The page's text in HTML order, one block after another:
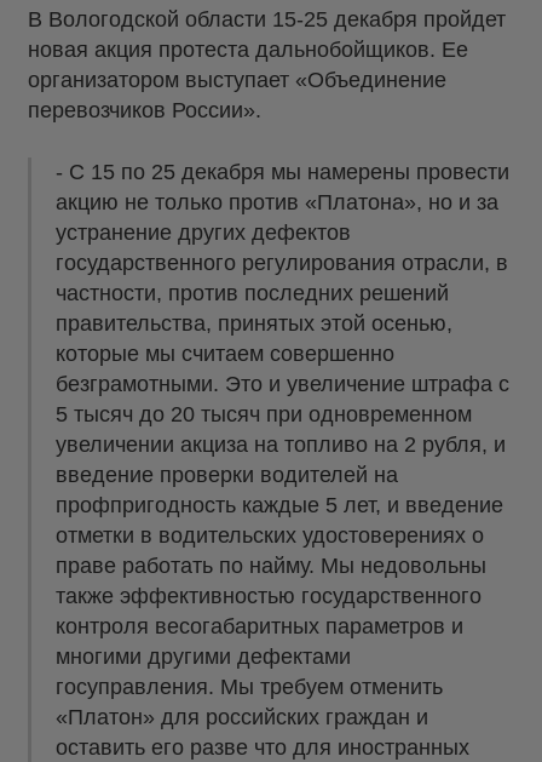
В Вологодской области 15-25 декабря пройдет
новая акция протеста дальнобойщиков. Ее
организатором выступает «Объединение
перевозчиков России».
- С 15 по 25 декабря мы намерены провести
акцию не только против «Платона», но и за
устранение других дефектов
государственного регулирования отрасли, в
частности, против последних решений
правительства, принятых этой осенью,
которые мы считаем совершенно
безграмотными. Это и увеличение штрафа с
5 тысяч до 20 тысяч при одновременном
увеличении акциза на топливо на 2 рубля, и
введение проверки водителей на
профпригодность каждые 5 лет, и введение
отметки в водительских удостоверениях о
праве работать по найму. Мы недовольны
также эффективностью государственного
контроля весогабаритных параметров и
многими другими дефектами
госуправления. Мы требуем отменить
«Платон» для российских граждан и
оставить его разве что для иностранных